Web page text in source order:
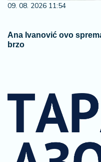
09. 08. 2026 11:54
Ana Ivanović ovo
brzo